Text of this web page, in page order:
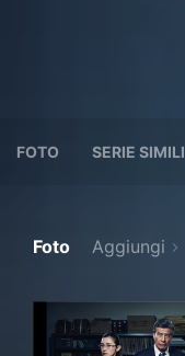
FOTO SERIE SIMILI
Foto Aggiungi